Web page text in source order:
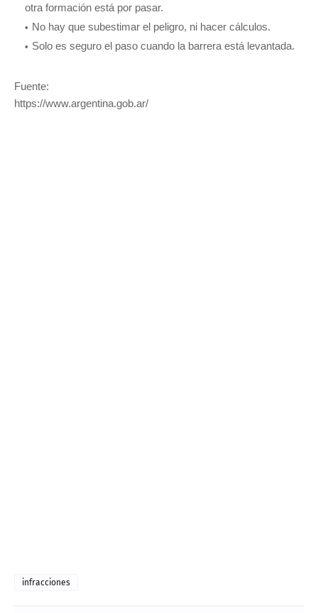
otra formación está por pasar.
No hay que subestimar el peligro, ni hacer cálculos.
Solo es seguro el paso cuando la barrera está levantada.
Fuente:
https://www.argentina.gob.ar/
infracciones